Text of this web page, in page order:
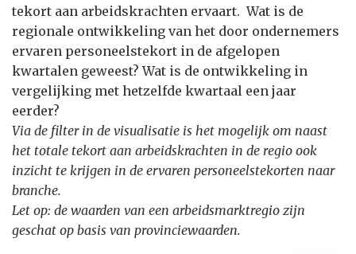
tekort aan arbeidskrachten ervaart. Wat is de
regionale ontwikkeling van het door ondernemers
ervaren personeelstekort in de afgelopen
kwartalen geweest? Wat is de ontwikkeling in
vergelijking met hetzelfde kwartaal een jaar
eerder?
Via de filter in de visualisatie is het mogelijk om naast
het totale tekort aan arbeidskrachten in de regio ook
inzicht te krijgen in de ervaren personeelstekorten naar
branche.
Let op: de waarden van een arbeidsmarktregio zijn
geschat op basis van provinciewaarden.